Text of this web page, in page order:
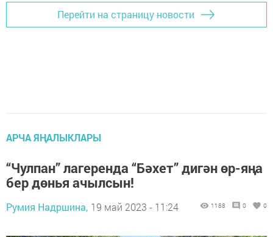
Перейти на страницу новости
АРЧА ЯҢАЛЫКЛАРЫ
“Чулпан” лагеренда “Бәхет” дигән өр-яңа
бер дөнья ачылсын!
Румия Надршина, 19 май 2023 - 11:24 1188 0 0